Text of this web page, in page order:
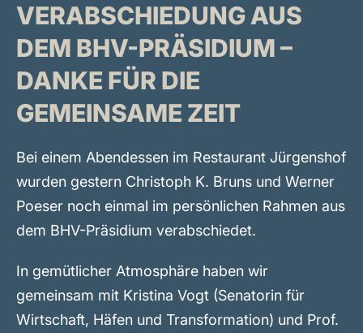
VERABSCHIEDUNG AUS
DEM BHV-PRÄSIDIUM –
DANKE FÜR DIE
GEMEINSAME ZEIT
Bei einem Abendessen im Restaurant Jürgenshof
wurden gestern Christoph K. Bruns und Werner
Poeser noch einmal im persönlichen Rahmen aus
dem BHV-Präsidium verabschiedet.
In gemütlicher Atmosphäre haben wir
gemeinsam mit Kristina Vogt (Senatorin für
Wirtschaft, Häfen und Transformation) und Prof.